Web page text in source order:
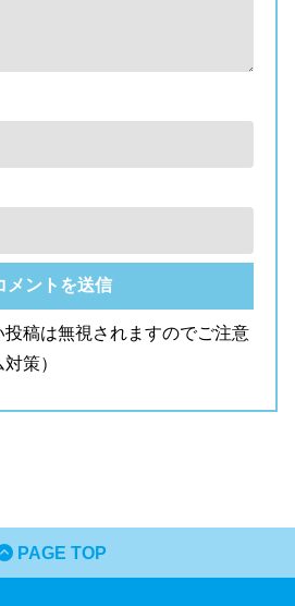
投稿は無視されますのでご注意
策）
PAGE TOP